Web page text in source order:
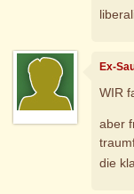
Ex-
WIR
aber
die